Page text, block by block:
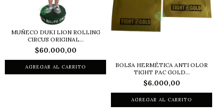
MUÑECO DUKI LION ROLLING
CIRCUS ORIGINAL...
$60.000,00
BOLSA HERMÉTICA ANTI OLOR
TIGHT PAC GOLD...
$6.000,00